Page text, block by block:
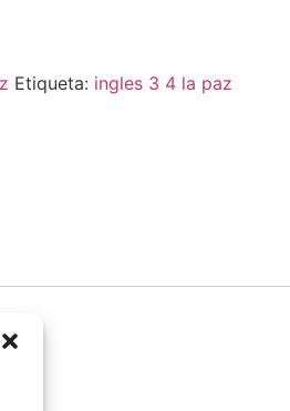
Etiqueta: ingles 3 4 la paz